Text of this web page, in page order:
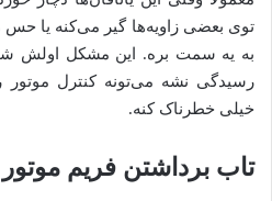
توی بعضی زاویه‌ها گیر می‌کنه یا
به یه سمت بره. این مشکل اولش
رسیدگی نشه می‌تونه کنترل
خیلی خطرناک کنه.
تاب برداشتن فریم موتور